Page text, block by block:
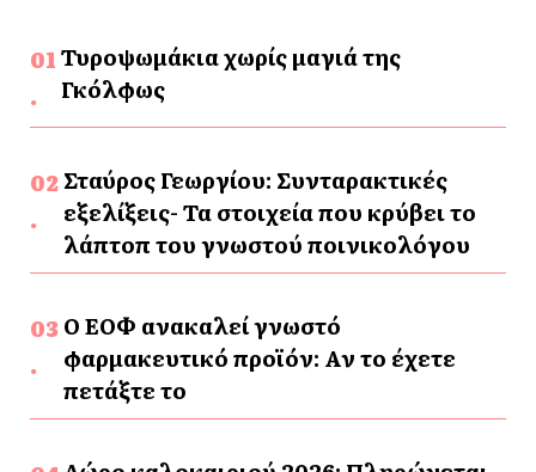
Τυροψωμάκια χωρίς μαγιά της
Γκόλφως
Σταύρος Γεωργίου: Συνταρακτικές
εξελίξεις- Τα στοιχεία που κρύβει το
λάπτοπ του γνωστού ποινικολόγου
Ο ΕΟΦ ανακαλεί γνωστό
φαρμακευτικό προϊόν: Αν το έχετε
πετάξτε το